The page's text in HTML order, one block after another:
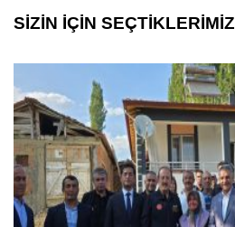
SİZİN İÇİN SEÇTİKLERİMİZ